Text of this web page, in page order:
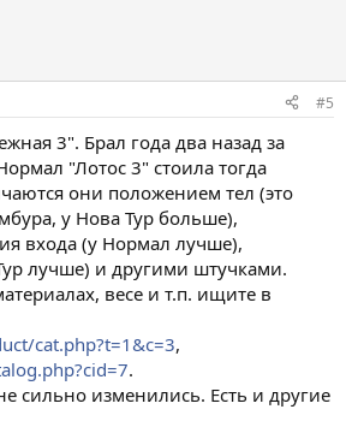
#5
3". Брал года два назад за
"Лотос 3" стоила тогда
они положением тел (это
у Нова Тур больше),
входа (у Нормал лучше),
лучше) и другими штучками.
весе и т.п. ищите в
cat.php?t=1&c=3,
.
сильно изменились. Есть и другие